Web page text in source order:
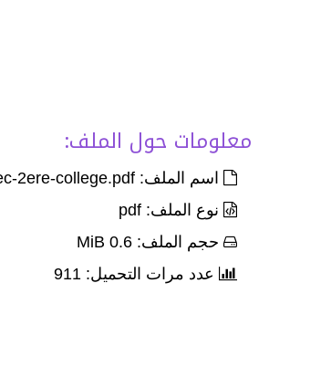
معلومات حول الملف:
اسم الملف: Cour-entr-tec-2ere-college.pdf
نوع الملف: pdf
حجم الملف: 0.6 MiB
عدد مرات التحميل: 911